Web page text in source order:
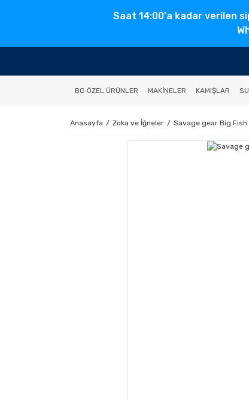
Saat 14:00'a kadar verilen
BG ÖZEL ÜRÜNLER MAKINELER KAMIŞLAR
Anasayfa Zoka ve İğneler Savage gear Big Fish